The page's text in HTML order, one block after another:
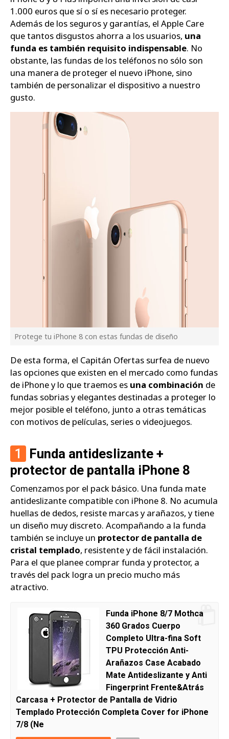
1.000 euros que sí o sí es necesario proteger.
Además de los seguros y garantías, el Apple Care
que tantos disgustos ahorra a los usuarios, una
funda es también requisito indispensable. No
obstante, las fundas de los teléfonos no sólo son
una manera de proteger el nuevo iPhone, sino
también de personalizar el dispositivo a nuestro
gusto.
Protege tu iPhone 8 con estas fundas de diseño
De esta forma, el Capitán Ofertas surfea de nuevo
las opciones que existen en el mercado como fundas
de iPhone y lo que traemos es una combinación de
fundas sobrias y elegantes destinadas a proteger lo
mejor posible el teléfono, junto a otras temáticas
con motivos de películas, series o videojuegos.
1
Funda antideslizante +
protector de pantalla iPhone 8
Comenzamos por el pack básico. Una funda mate
antideslizante compatible con iPhone 8. No acumula
huellas de dedos, resiste marcas y arañazos, y tiene
un diseño muy discreto. Acompañando a la funda
también se incluye un protector de pantalla de
cristal templado, resistente y de fácil instalación.
Para el que planee comprar funda y protector, a
través del pack logra un precio mucho más
atractivo.
Funda iPhone 8/7 Mothca
360 Grados Cuerpo
Completo Ultra-fina Soft
TPU Protección Anti-
Arañazos Case Acabado
Mate Antideslizante y Anti
Fingerprint Frente&Atrás
Carcasa + Protector de Pantalla de Vidrio
Templado Protección Completa Cover for iPhone
7/8 (Ne